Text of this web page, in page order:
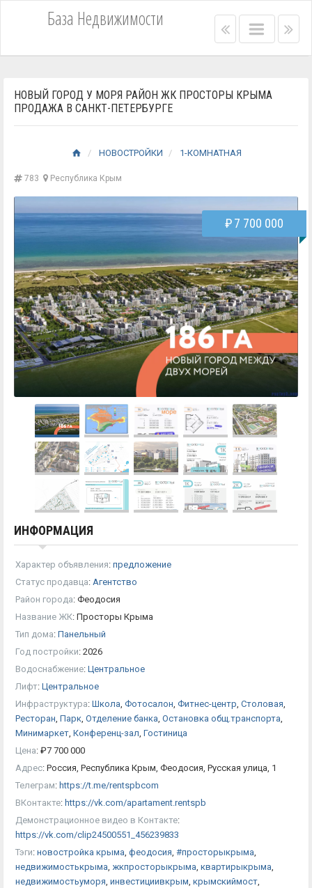
База Недвижимости Left
bar
Main
menu
Right
menu
bar
НОВЫЙ ГОРОД У МОРЯ РАЙОН ЖК ПРОСТОРЫ КРЫМА
ПРОДАЖА В САНКТ-ПЕТЕРБУРГЕ
НОВОСТРОЙКИ 1-КОМНАТНАЯ
783 Республика Крым
₽7 700 000
ИНФОРМАЦИЯ
Характер объявления: предложение
Статус продавца: Агентство
Район города: Феодосия
Название ЖК: Просторы Крыма
Тип дома: Панельный
Год постройки: 2026
Водоснабжение: Центральное
Лифт: Центральное
Инфраструктура: Школа, Фотосалон, Фитнес-центр, Столовая,
Ресторан, Парк, Отделение банка, Остановка общ.транспорта,
Минимаркет, Конференц-зал, Гостиница
Цена: ₽7 700 000
Адрес: Россия, Республика Крым, Феодосия, Русская улица, 1
Телеграм: https://t.me/rentspbcom
ВКонтакте: https://vk.com/apartament.rentspb
Демонстрационное видео в Контакте:
https://vk.com/clip24500551_456239833
Тэги: новостройка крыма, феодосия, #просторыкрыма,
недвижимостькрыма, жкпросторыкрыма, квартирыкрыма,
недвижимостьуморя, инвестициивкрым, крымскиймост,